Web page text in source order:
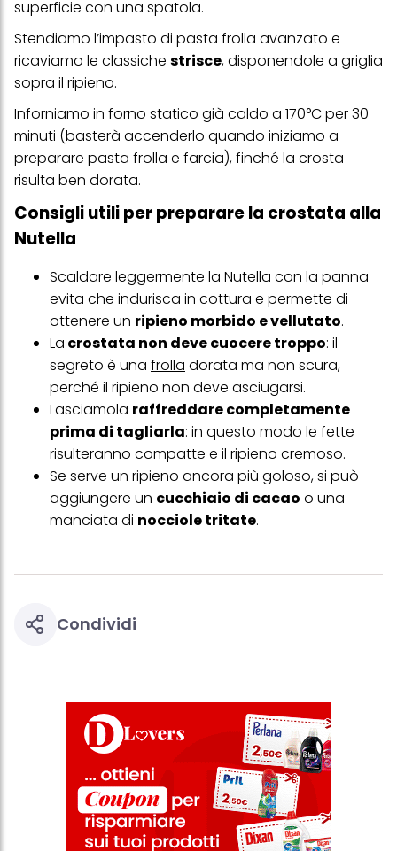
superficie con una spatola.
Stendiamo l’impasto di pasta frolla avanzato e
ricaviamo le classiche strisce, disponendole a griglia
sopra il ripieno.
Inforniamo in forno statico già caldo a 170°C per 30
minuti (basterà accenderlo quando iniziamo a
preparare pasta frolla e farcia), finché la crosta
risulta ben dorata.
Consigli utili per preparare la crostata alla
Nutella
Scaldare leggermente la Nutella con la panna
evita che indurisca in cottura e permette di
ottenere un ripieno morbido e vellutato.
La crostata non deve cuocere troppo: il
segreto è una frolla dorata ma non scura,
perché il ripieno non deve asciugarsi.
Lasciamola raffreddare completamente
prima di tagliarla: in questo modo le fette
risulteranno compatte e il ripieno cremoso.
Se serve un ripieno ancora più goloso, si può
aggiungere un cucchiaio di cacao o una
manciata di nocciole tritate.
Condividi
profili per scopi di marketing personalizzato, in particolare per
visualizzare annunci pubblicitari che potrebbero interessarti
(basati, ad esempio, sui tuoi interessi identificati) su questo sito
web e altri media (di terzi) tramite i dispositivi assegnati a te o
alla tua famiglia, nonché per misurare e ottimizzare il successo
delle campagne pubblicitarie.
Puoi trovare maggiori informazioni sul trattamento dei tuoi dati
nella nostra Informativa sulla protezione dei dati collegata nel piè
di pagina (Sezione "Cookie, Pixel, Impronte digitali e tecnologie
simili"). Puoi revocare il tuo consenso in qualsiasi momento con
effetto per il futuro disabilitando i cookie sul nostro sito web nella
ulteriori informazioni sui cookie utilizzati su questo sito Web, in
particolare sul loro periodo di conservazione, consultare le
informazioni dettagliate su ciascun cookie disponibili facendo
Se fai clic su "Modifica" potrai trovare maggiori informazioni sul
trattamento dei tuoi dati / sull'uso dei cookie e consentirli per uno o
più degli scopi sopra menzionati. Cliccando su "Accetta tutto",
acconsenti all'uso dei cookie e al trattamento dei tuoi dati
personali per tutte le finalità sopra indicate. Se fai clic su "Rifiuta",
verranno utilizzati solo i cookie tecnicamente necessari per fornirti
questo sito web.